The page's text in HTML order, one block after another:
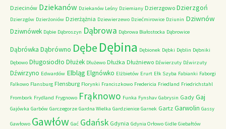
Dziecinów Dziekanów Dziekanów Leśny Dziemiany Dzierzgowo Dzierzgoń
Dzierzgów Dzierżoniów Dzierżążnia Dziewierzewo Dziećmirowice Dziunin Dziwnów
Dziwnówek Dąbie Dąbroszyn Dąbrowa Dąbrowa Białostocka Dąbrowice
Dąbrówka Dąbrówno Dębe Dębina Dębionek Dębki Dęblin Dębniki
Dębowo Długosiodło Dłużek Dłużewo Dłużka Dłużniewo Dźwierzuty Dźwirzuty
Dźwirzyno Edwardów Elbląg Elgnówko Elżbietów Erurt Ełk Szyba Fabianki Faborgi
Falkowo Flansburg Flensburg Florynki Franciszkowo Fredericia Friedland Friedrichstahl
Frombork Frydland Frygnowo Frąknowo Funka Fynshav Gabrysin Gady Gaj
Gajówka Garbów Garczegorze Gardna Wielka Gardzienice Garnek Gartz Garwolin Gassy
Gawłowo Gawłów Gać Gdańsk Gdynia Gdynia Orłowo Gidle Giebałtów